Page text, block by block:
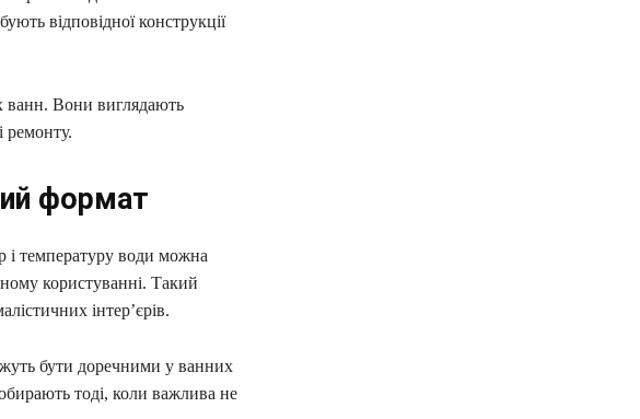
відповідної конструкції
ванн. Вони виглядають
ремонту.
формат
і температуру води можна
користуванні. Такий
інтер’єрів.
бути доречними у ванних
тоді, коли важлива не